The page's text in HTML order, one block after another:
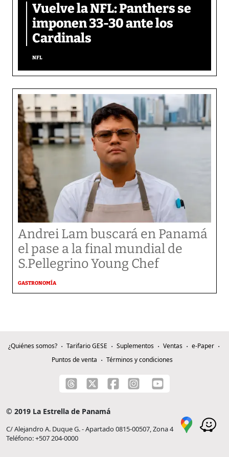
Vuelve la NFL: Panthers se
imponen 33-30 ante los
Cardinals
NFL
Andrei Lam buscará en Panamá
el pase a la final mundial de
S.Pellegrino Young Chef
GASTRONOMÍA
¿Quiénes somos? Tarifario GESE Suplementos Ventas
e-Paper
Puntos de venta
Términos y condiciones
© 2019 La Estrella de Panamá
C/ Alejandro A. Duque G. - Apartado 0815-00507, Zona 4
Teléfono: +507 204-0000